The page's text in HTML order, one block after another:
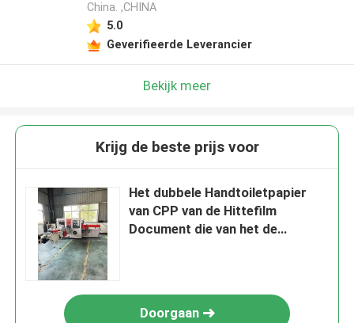
China. ,CHINA
5.0
Geverifieerde Leverancier
Bekijk meer
Krijg de beste prijs voor
Het dubbele Handtoiletpapier
van CPP van de Hittefilm
Document die van het de
Doorgaan